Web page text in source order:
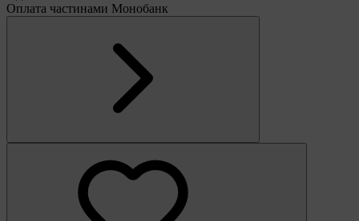
Оплата частинами Монобанк